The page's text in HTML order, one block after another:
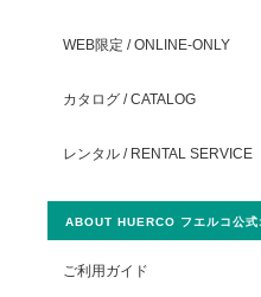
WEB限定 / ONLINE-ONLY
カタログ / CATALOG
レンタル / RENTAL SERVICE
ABOUT HUERCO フエルコ公式
ご利用ガイド